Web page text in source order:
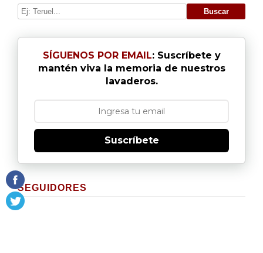
SÍGUENOS POR EMAIL: Suscríbete y
mantén viva la memoria de nuestros
lavaderos.
Suscríbete
SEGUIDORES